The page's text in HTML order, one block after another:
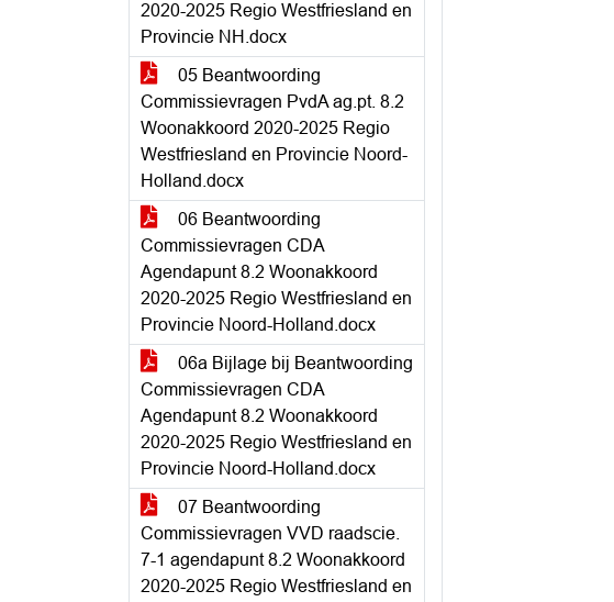
2020-2025 Regio Westfriesland en
Provincie NH.docx
05 Beantwoording
Commissievragen PvdA ag.pt. 8.2
Woonakkoord 2020-2025 Regio
Westfriesland en Provincie Noord-
Holland.docx
06 Beantwoording
Commissievragen CDA
Agendapunt 8.2 Woonakkoord
2020-2025 Regio Westfriesland en
Provincie Noord-Holland.docx
06a Bijlage bij Beantwoording
Commissievragen CDA
Agendapunt 8.2 Woonakkoord
2020-2025 Regio Westfriesland en
Provincie Noord-Holland.docx
07 Beantwoording
Commissievragen VVD raadscie.
7-1 agendapunt 8.2 Woonakkoord
2020-2025 Regio Westfriesland en